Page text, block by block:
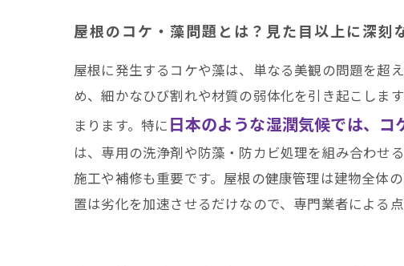
まとめ
屋根のコケ・藻問題とは？見た目以上に深刻
屋根に発生するコケや藻は、単なる美観の問題を超
め、細かなひび割れや材質の弱体化を引き起こしま
まります。特に 日本のような湿潤気候では、
は、専用の洗浄剤や防藻・防カビ処理を組み合わせ
施工や補修も重要です。屋根の健康管理は建物全体
置は劣化を加速させるだけなので、専門業者による